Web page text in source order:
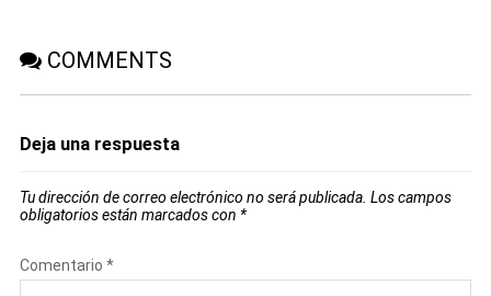
COMMENTS
Deja una respuesta
Tu dirección de correo electrónico no será publicada. Los campos
obligatorios están marcados con *
Comentario *